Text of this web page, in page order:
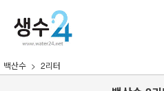
백산수 2리터